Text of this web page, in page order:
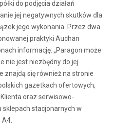
do podjęcia działań
jej negatywnych skutków dla
jego wykonania. Przez dwa
praktyki Auchan
informację: „Paragon może
nie jest niezbędny do jej
znajdą się również na stronie
gazetkach ofertowych,
oraz serwisowo-
stacjonarnych w